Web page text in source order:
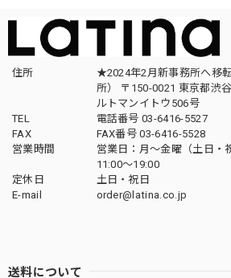
住所
★2024年2月新事務所へ移
所） 〒150-0021 東京都渋
ルトマンイトウ506号
TEL
電話番号 03-6416-5527
FAX
FAX番号 03-6416-5528
営業時間
営業日：月〜金曜（土日・
11:00〜19:00
定休日
土日・祝日
E-mail
order@latina.co.jp
送料について